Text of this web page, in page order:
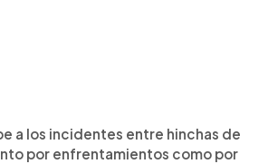
a los incidentes entre hinchas de
por enfrentamientos como por